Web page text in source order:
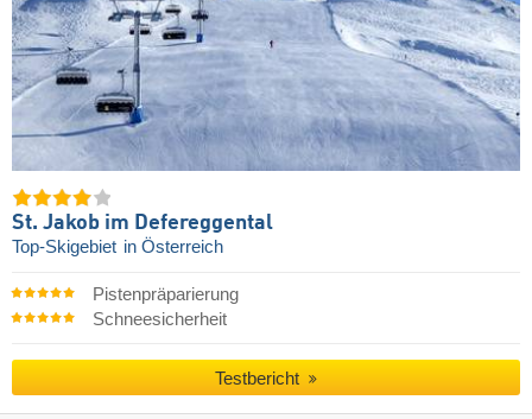
St. Jakob im Defereggental
Top-Skigebiet in Österreich
Pistenpräparierung
Schneesicherheit
Testbericht